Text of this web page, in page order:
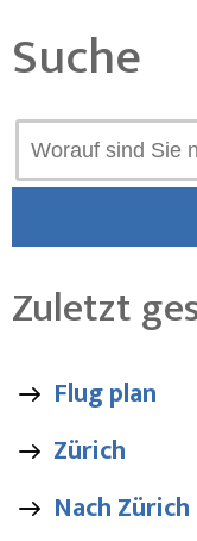
Suche
Zuletzt
Flug plan
Zürich
Nach Zürich